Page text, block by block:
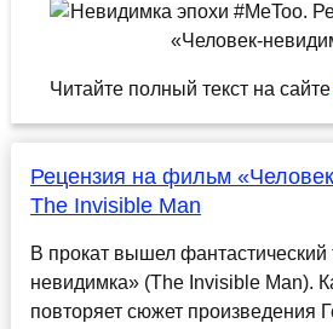
Читайте полный текст на сайте
Рецензия на фильм
The Invisible Man
В прокат вышел фантастический
невидимка» (The Invisible Man).
повторяет сюжет произведения